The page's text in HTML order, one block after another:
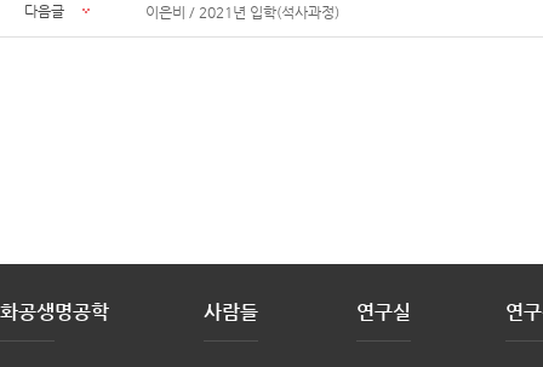
다음글 이은비 / 2021년 입학(석사과정)
화공생명공학 사람들 연구실 연